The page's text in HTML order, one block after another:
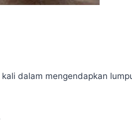
dalam mengendapkan